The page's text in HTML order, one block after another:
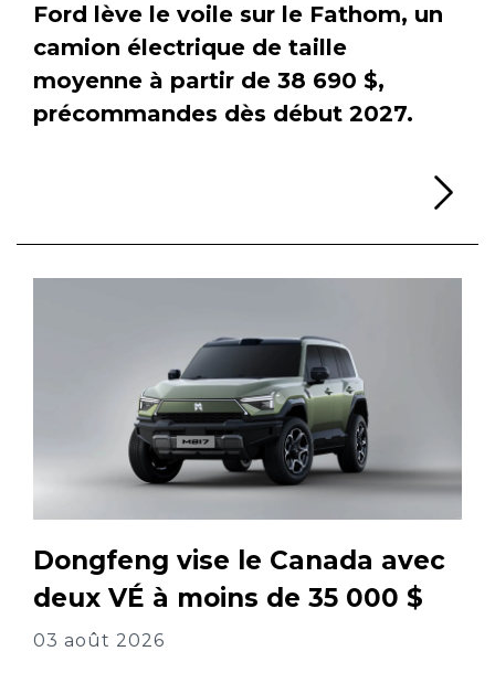
Ford lève le voile sur le Fathom, un
camion électrique de taille
moyenne à partir de 38 690 $,
précommandes dès début 2027.
Dongfeng vise le Canada avec
deux VÉ à moins de 35 000 $
03 août 2026